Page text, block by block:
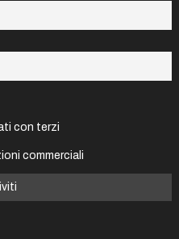
con terzi
commerciali